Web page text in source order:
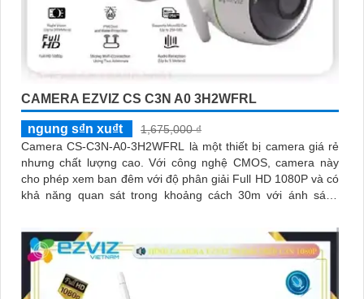
CAMERA EZVIZ CS C3N A0 3H2WFRL
ngung s₫n xu₫t
1,675,000 ₫
Camera CS-C3N-A0-3H2WFRL là một thiết bị camera giá rẻ
nhưng chất lượng cao. Với công nghệ CMOS, camera này
cho phép xem ban đêm với độ phân giải Full HD 1080P và có
khả năng quan sát trong khoảng cách 30m với ánh sáng